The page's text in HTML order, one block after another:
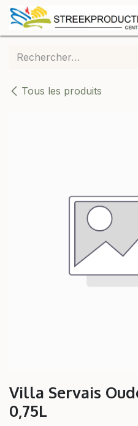
SE RENDRE AU CONTENU
Tous les produits
Villa Servais
0,75L